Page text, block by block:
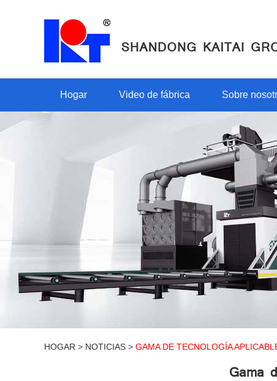
Hogar Video de fábrica Sobre
HOGAR > NOTICIAS > GAMA DE TECNOLOGÍA
Gama